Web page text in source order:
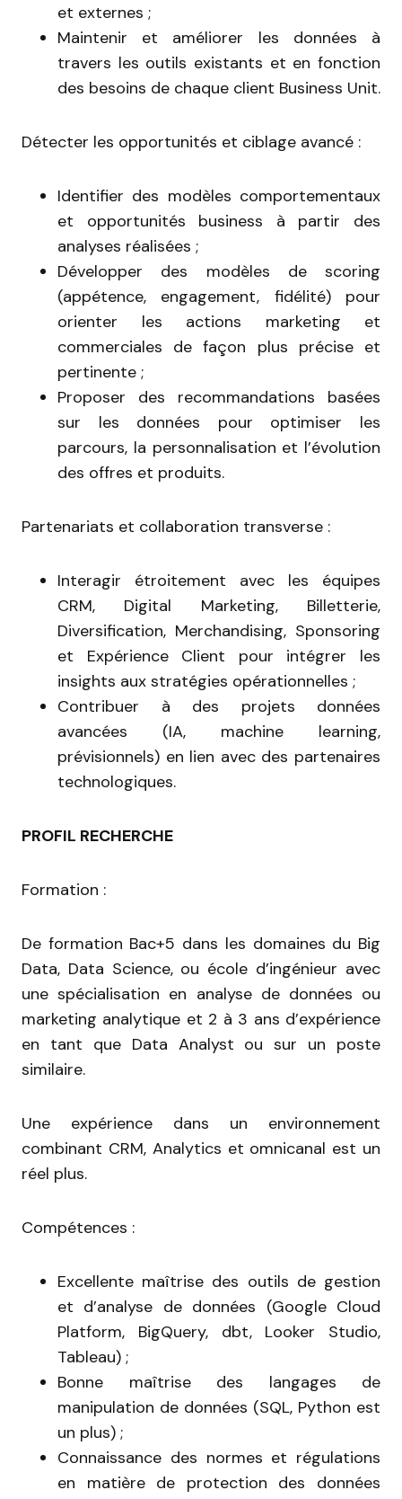
et externes ;
Maintenir et améliorer les données à
travers les outils existants et en fonction
des besoins de chaque client Business Unit.
Détecter les opportunités et ciblage avancé :
Identifier des modèles comportementaux
et opportunités business à partir des
analyses réalisées ;
Développer des modèles de scoring
(appétence, engagement, fidélité) pour
orienter les actions marketing et
commerciales de façon plus précise et
pertinente ;
Proposer des recommandations basées
sur les données pour optimiser les
parcours, la personnalisation et l’évolution
des offres et produits.
Partenariats et collaboration transverse :
Interagir étroitement avec les équipes
CRM, Digital Marketing, Billetterie,
Diversification, Merchandising, Sponsoring
et Expérience Client pour intégrer les
insights aux stratégies opérationnelles ;
Contribuer à des projets données
avancées (IA, machine learning,
prévisionnels) en lien avec des partenaires
technologiques.
PROFIL RECHERCHE
Formation :
De formation Bac+5 dans les domaines du Big
Data, Data Science, ou école d’ingénieur avec
une spécialisation en analyse de données ou
marketing analytique et 2 à 3 ans d’expérience
en tant que Data Analyst ou sur un poste
similaire.
Une expérience dans un environnement
combinant CRM, Analytics et omnicanal est un
réel plus.
Compétences :
Excellente maîtrise des outils de gestion
et d’analyse de données (Google Cloud
Platform, BigQuery, dbt, Looker Studio,
Tableau) ;
Bonne maîtrise des langages de
manipulation de données (SQL, Python est
un plus) ;
Connaissance des normes et régulations
en matière de protection des données